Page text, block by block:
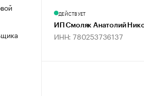
ДЕЙСТВУЕТ
ИП Смоляк Анатолий
ИНН: 780253736137